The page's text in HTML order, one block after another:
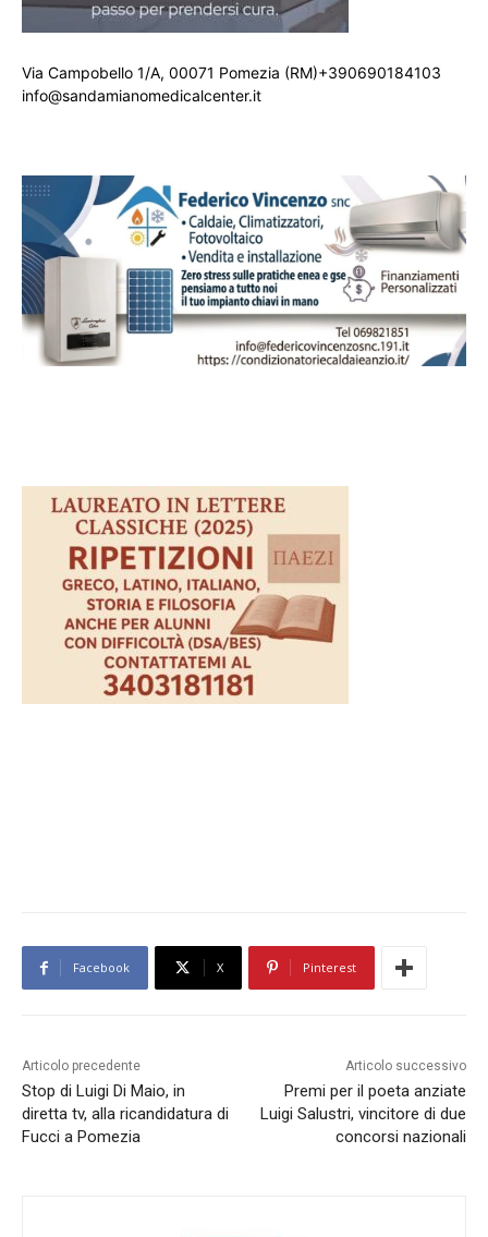
Via Campobello 1/A, 00071 Pomezia (RM)+390690184103
info@sandamianomedicalcenter.it
Facebook X Pinterest
Articolo precedente
Stop di Luigi Di Maio, in
diretta tv, alla ricandidatura di
Fucci a Pomezia
Articolo successivo
Premi per il poeta anziate
Luigi Salustri, vincitore di due
concorsi nazionali